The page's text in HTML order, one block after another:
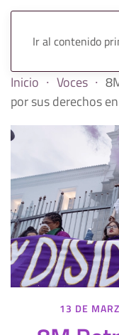
Ir al contenido
Inicio Voces
por sus derechos
13 DE